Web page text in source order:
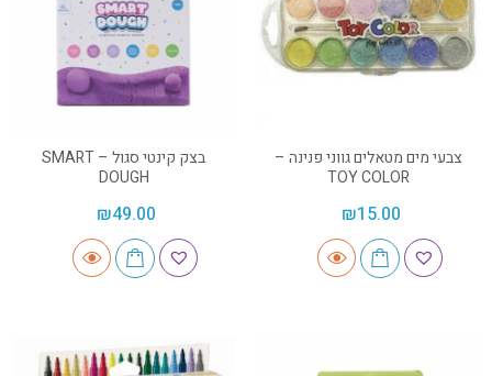
צבעי מים מטאלים גווני פנינה –
TOY COLOR
₪15.00
בצק קינטי סגול – SMART
DOUGH
₪49.00